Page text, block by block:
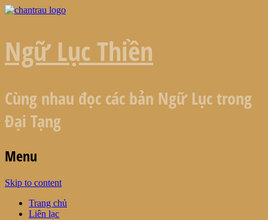
Ngữ Lục Thiền
Cùng nhau đọc các bản Ngữ Lục trong
Đại Tạng
Menu
Skip to content
Trang chủ
Liên lạc